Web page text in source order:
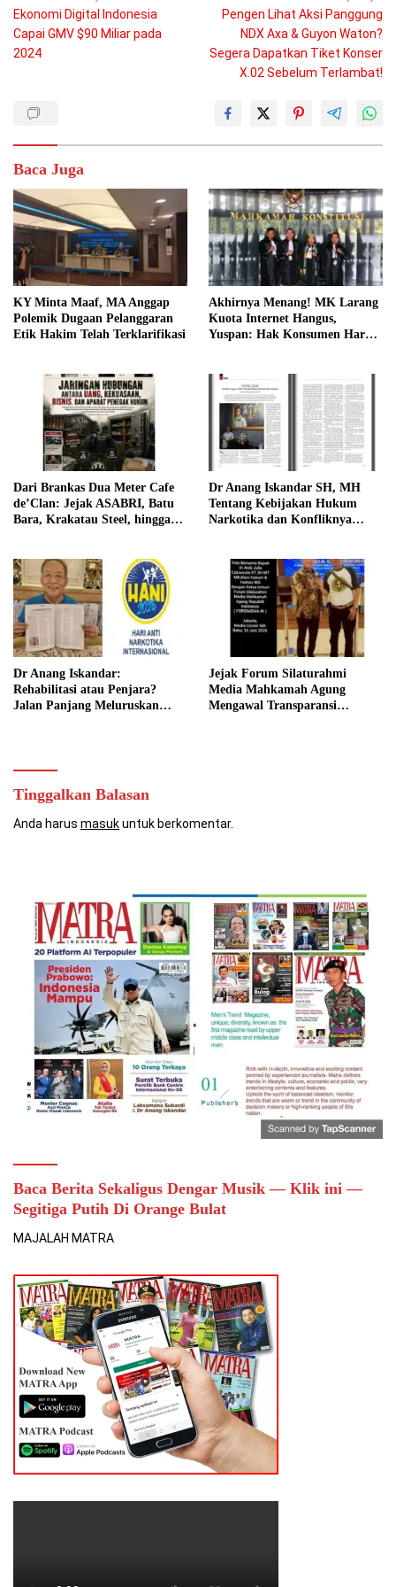
pos
Ekonomi Digital Indonesia
Capai GMV $90 Miliar pada
2024
Pengen Lihat Aksi Panggung
NDX Axa & Guyon Waton?
Segera Dapatkan Tiket Konser
X.02 Sebelum Terlambat!
Baca Juga
KY Minta Maaf, MA Anggap
Polemik Dugaan Pelanggaran
Etik Hakim Telah Terklarifikasi
Akhirnya Menang! MK Larang
Kuota Internet Hangus,
Yuspan: Hak Konsumen Harus
Dari Brankas Dua Meter Cafe
de’Clan: Jejak ASABRI, Batu
Bara, Krakatau Steel, hingga
Dr Anang Iskandar SH, MH
Tentang Kebijakan Hukum
Narkotika dan Konfliknya
Dr Anang Iskandar:
Rehabilitasi atau Penjara?
Jalan Panjang Meluruskan
Jejak Forum Silaturahmi
Media Mahkamah Agung
Mengawal Transparansi
Tinggalkan Balasan
Anda harus masukuntuk berkomentar.
Baca Berita Sekaligus Dengar Musik — Klik ini —
Segitiga Putih Di Orange Bulat
MAJALAH MATRA